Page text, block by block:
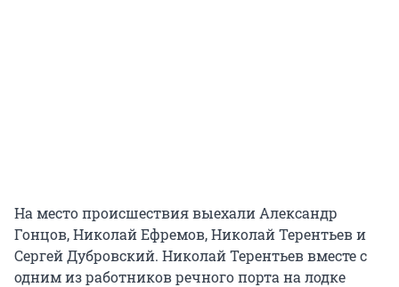
На место происшествия выехали Александр
Гонцов, Николай Ефремов, Николай Терентьев и
Сергей Дубровский. Николай Терентьев вместе с
одним из работников речного порта на лодке